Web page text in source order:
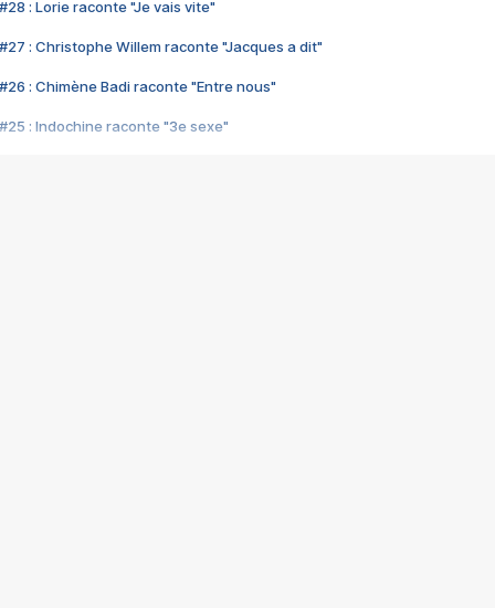
#28 : Lorie raconte "Je vais vite"
#27 : Christophe Willem raconte "Jacques a dit"
#26 : Chimène Badi raconte "Entre nous"
#25 : Indochine raconte "3e sexe"